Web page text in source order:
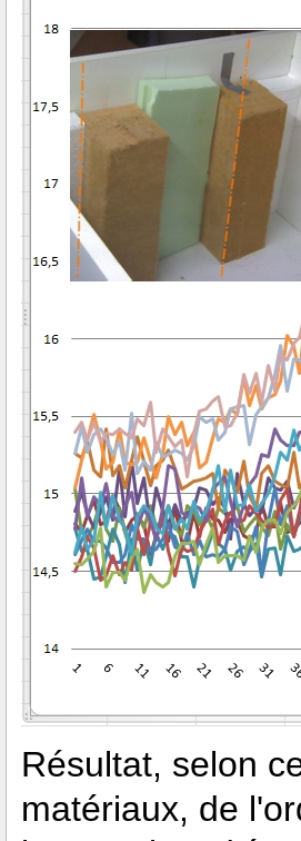
Résultat, selon
matériaux, de